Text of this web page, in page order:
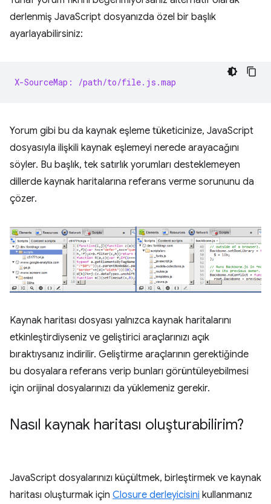
derlenmiş JavaScript dosyanızda özel bir başlık
ayarlayabilirsiniz:
X-SourceMap: /path/to/file.js.map
Yorum gibi bu da kaynak eşleme tüketicinize, JavaScript
dosyasıyla ilişkili kaynak eşlemeyi nerede arayacağını
söyler. Bu başlık, tek satırlık yorumları desteklemeyen
dillerde kaynak haritalarına referans verme sorununu da
çözer.
Kaynak haritası dosyası yalnızca kaynak haritalarını
etkinleştirdiyseniz ve geliştirici araçlarınızı açık
bıraktıysanız indirilir. Geliştirme araçlarının gerektiğinde
bu dosyalara referans verip bunları görüntüleyebilmesi
için orijinal dosyalarınızı da yüklemeniz gerekir.
Nasıl kaynak haritası oluşturabilirim?
JavaScript dosyalarınızı küçültmek, birleştirmek ve kaynak
haritası oluşturmak için Closure derleyicisini kullanmanız